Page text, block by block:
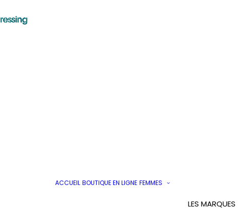
ACCUEIL BOUTIQUE EN LIGNE FEMMES
LES MARQUES